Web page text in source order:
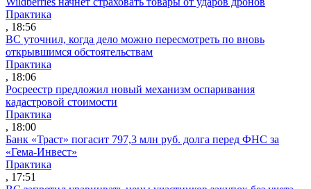
Практика
, 18:56
ВС уточнил, когда дело можно пересмотреть по вновь
открывшимся обстоятельствам
Практика
, 18:06
Росреестр предложил новый механизм оспаривания
кадастровой стоимости
Практика
, 18:00
Банк «Траст» погасит 797,3 млн руб. долга перед ФНС за
«Гема-Инвест»
Практика
, 17:51